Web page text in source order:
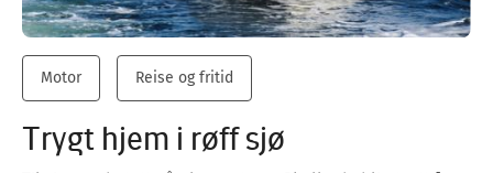
Motor Reise og fritid
Trygt hjem i røff sjø